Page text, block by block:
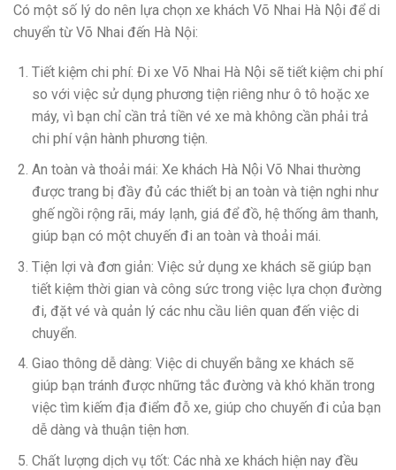
Có một số lý do nên lựa chọn xe khách Võ Nhai Hà Nội để di
chuyển từ Võ Nhai đến Hà Nội:
Tiết kiệm chi phí: Đi xe Võ Nhai Hà Nội sẽ tiết kiệm chi phí
so với việc sử dụng phương tiện riêng như ô tô hoặc xe
máy, vì bạn chỉ cần trả tiền vé xe mà không cần phải trả
chi phí vận hành phương tiện.
An toàn và thoải mái: Xe khách Hà Nội Võ Nhai thường
được trang bị đầy đủ các thiết bị an toàn và tiện nghi như
ghế ngồi rộng rãi, máy lạnh, giá để đồ, hệ thống âm thanh,
giúp bạn có một chuyến đi an toàn và thoải mái.
Tiện lợi và đơn giản: Việc sử dụng xe khách sẽ giúp bạn
tiết kiệm thời gian và công sức trong việc lựa chọn đường
đi, đặt vé và quản lý các nhu cầu liên quan đến việc di
chuyển.
Giao thông dễ dàng: Việc di chuyển bằng xe khách sẽ
giúp bạn tránh được những tắc đường và khó khăn trong
việc tìm kiếm địa điểm đỗ xe, giúp cho chuyến đi của bạn
dễ dàng và thuận tiện hơn.
Chất lượng dịch vụ tốt: Các nhà xe khách hiện nay đều